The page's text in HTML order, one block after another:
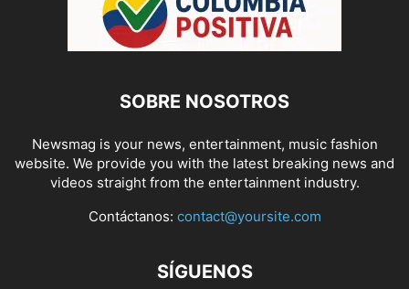
SOBRE NOSOTROS
Newsmag is your news, entertainment, music fashion
website. We provide you with the latest breaking news and
videos straight from the entertainment industry.
Contáctanos: contact@yoursite.com
SÍGUENOS